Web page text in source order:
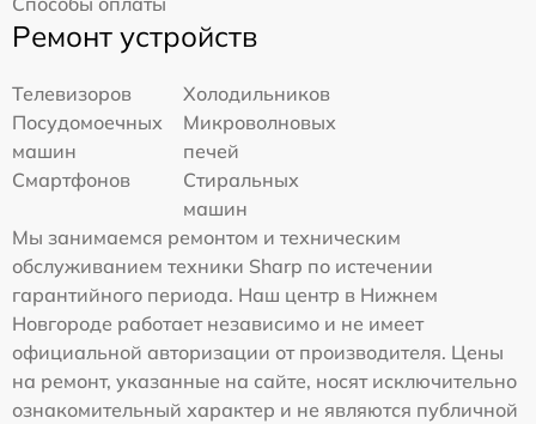
Ремонт устройств
Телевизоров
Холодильников
Посудомоечных
машин
Микроволновых
печей
Смартфонов
Стиральных
машин
Мы занимаемся ремонтом и техническим
обслуживанием техники Sharp по истечении
гарантийного периода. Наш центр в Нижнем
Новгороде работает независимо и не имеет
официальной авторизации от производителя. Цены
на ремонт, указанные на сайте, носят исключительно
ознакомительный характер и не являются публичной